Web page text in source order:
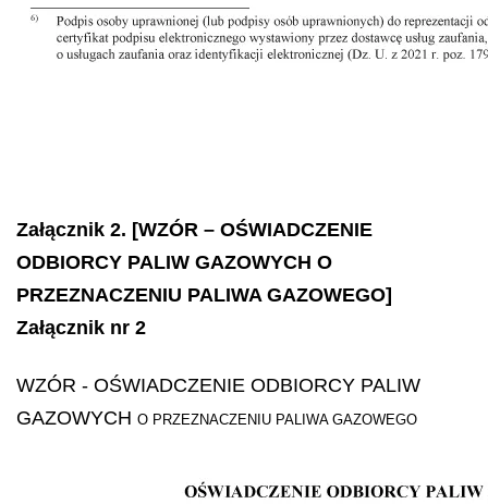
Załącznik 2. [WZÓR – OŚWIADCZENIE
ODBIORCY PALIW GAZOWYCH O
PRZEZNACZENIU PALIWA GAZOWEGO]
Załącznik nr 2
WZÓR - OŚWIADCZENIE ODBIORCY PALIW
GAZOWYCH O PRZEZNACZENIU PALIWA GAZOWEGO